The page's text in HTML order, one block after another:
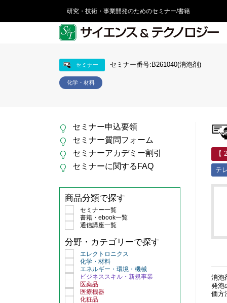
研究・技術・事業開発のためのセミナー/書籍
セミナー セミナー番号:B261040(消泡剤)
化学・材料
【
テ
消泡
発泡
価方
セミナー申込要領
セミナー質問フォーム
セミナーアカデミー割引
セミナーに関するFAQ
商品分類で探す
セミナー一覧
書籍・ebook一覧
通信講座一覧
分野・カテゴリーで探す
エレクトロニクス
化学・材料
エネルギー・環境・機械
ビジネススキル・新規事業
医薬品
医療機器
化粧品